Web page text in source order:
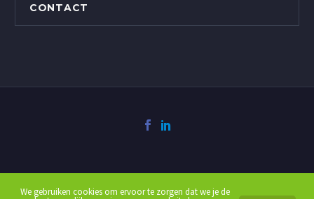
CONTACT
We gebruiken cookies om ervoor te zorgen dat we je de